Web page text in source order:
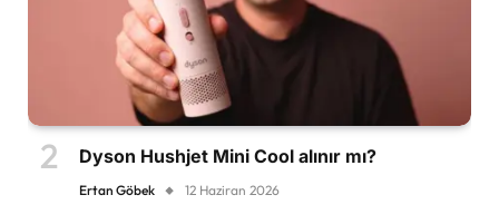
Dyson Hushjet Mini Cool alınır mı?
Ertan Göbek 12 Haziran 2026